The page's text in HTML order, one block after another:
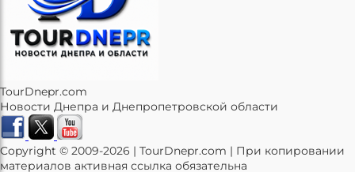
TourDnepr.com
Новости Днепра и Днепропетровской области
Copyright © 2009-2026 | TourDnepr.com | При копировании
материалов активная ссылка обязательна